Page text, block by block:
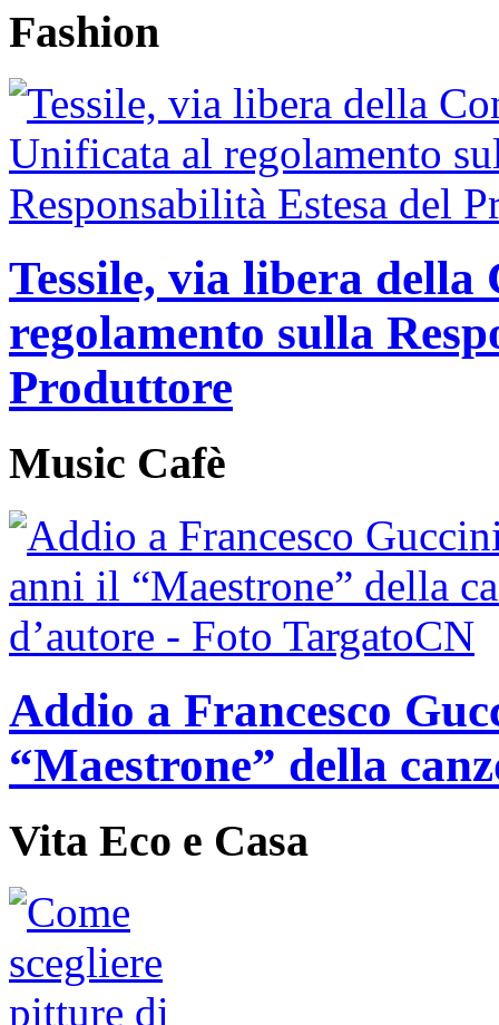
Fashion
Tessile, via libera
regolamento sulla
Produttore
Music Cafè
Addio a Francesco
“Maestrone” della
Vita Eco e Casa